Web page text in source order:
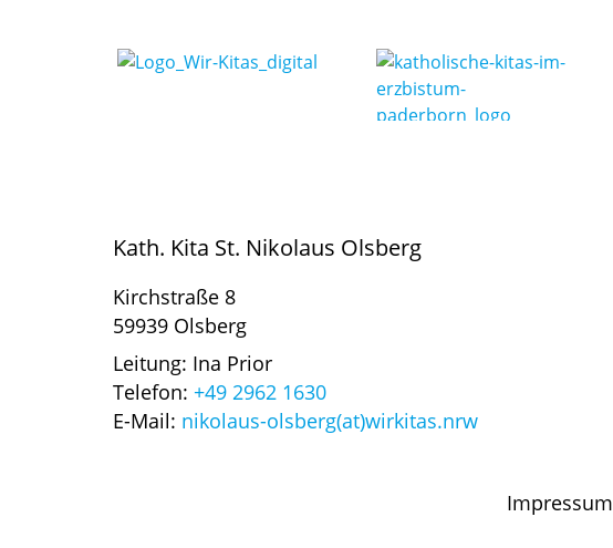
Kath. Kita St. Nikolaus Olsberg
Kirchstraße 8
59939 Olsberg
Leitung: Ina Prior
Telefon: +49 2962 1630
E-Mail: nikolaus-olsberg(at)wirkitas.nrw
Impressum